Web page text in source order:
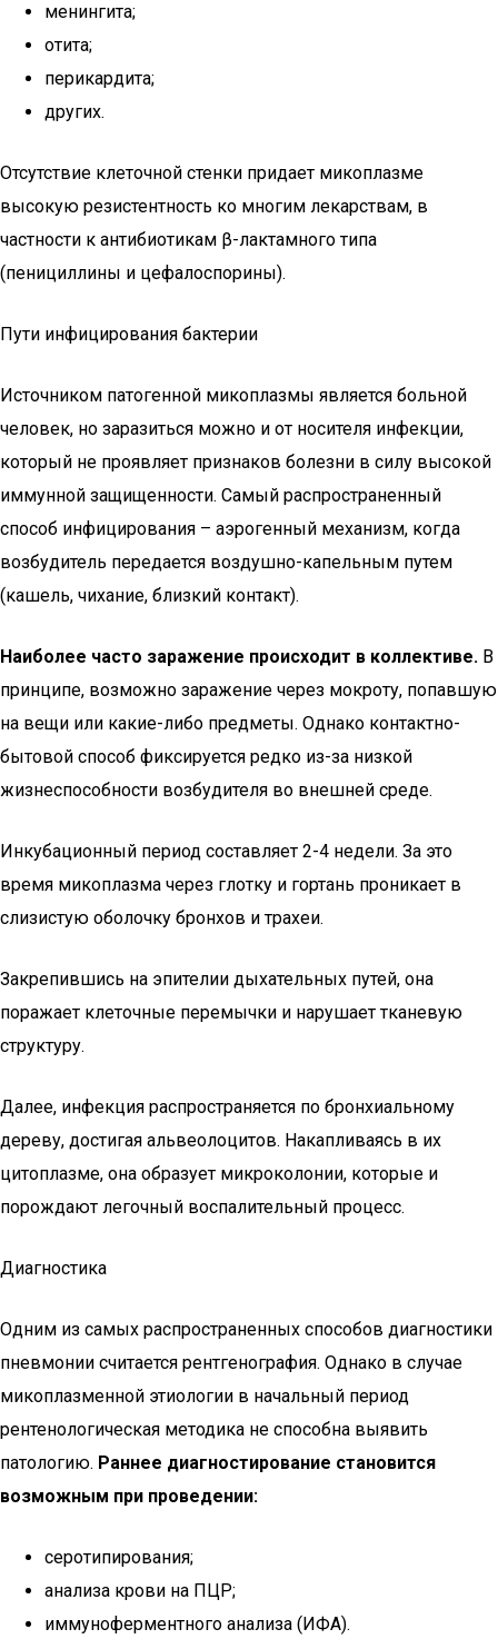
менингита;
отита;
перикардита;
других.
Отсутствие клеточной стенки придает микоплазме
высокую резистентность ко многим лекарствам, в
частности к антибиотикам β-лактамного типа
(пенициллины и цефалоспорины).
Пути инфицирования бактерии
Источником патогенной микоплазмы является больной
человек, но заразиться можно и от носителя инфекции,
который не проявляет признаков болезни в силу высокой
иммунной защищенности. Самый распространенный
способ инфицирования – аэрогенный механизм, когда
возбудитель передается воздушно-капельным путем
(кашель, чихание, близкий контакт).
Наиболее часто заражение происходит в коллективе. В
принципе, возможно заражение через мокроту, попавшую
на вещи или какие-либо предметы. Однако контактно-
бытовой способ фиксируется редко из-за низкой
жизнеспособности возбудителя во внешней среде.
Инкубационный период составляет 2-4 недели. За это
время микоплазма через глотку и гортань проникает в
слизистую оболочку бронхов и трахеи.
Закрепившись на эпителии дыхательных путей, она
поражает клеточные перемычки и нарушает тканевую
структуру.
Далее, инфекция распространяется по бронхиальному
дереву, достигая альвеолоцитов. Накапливаясь в их
цитоплазме, она образует микроколонии, которые и
порождают легочный воспалительный процесс.
Диагностика
Одним из самых распространенных способов диагностики
пневмонии считается рентгенография. Однако в случае
микоплазменной этиологии в начальный период
рентенологическая методика не способна выявить
патологию. Раннее диагностирование становится
возможным при проведении:
серотипирования;
анализа крови на ПЦР;
иммуноферментного анализа (ИФА).